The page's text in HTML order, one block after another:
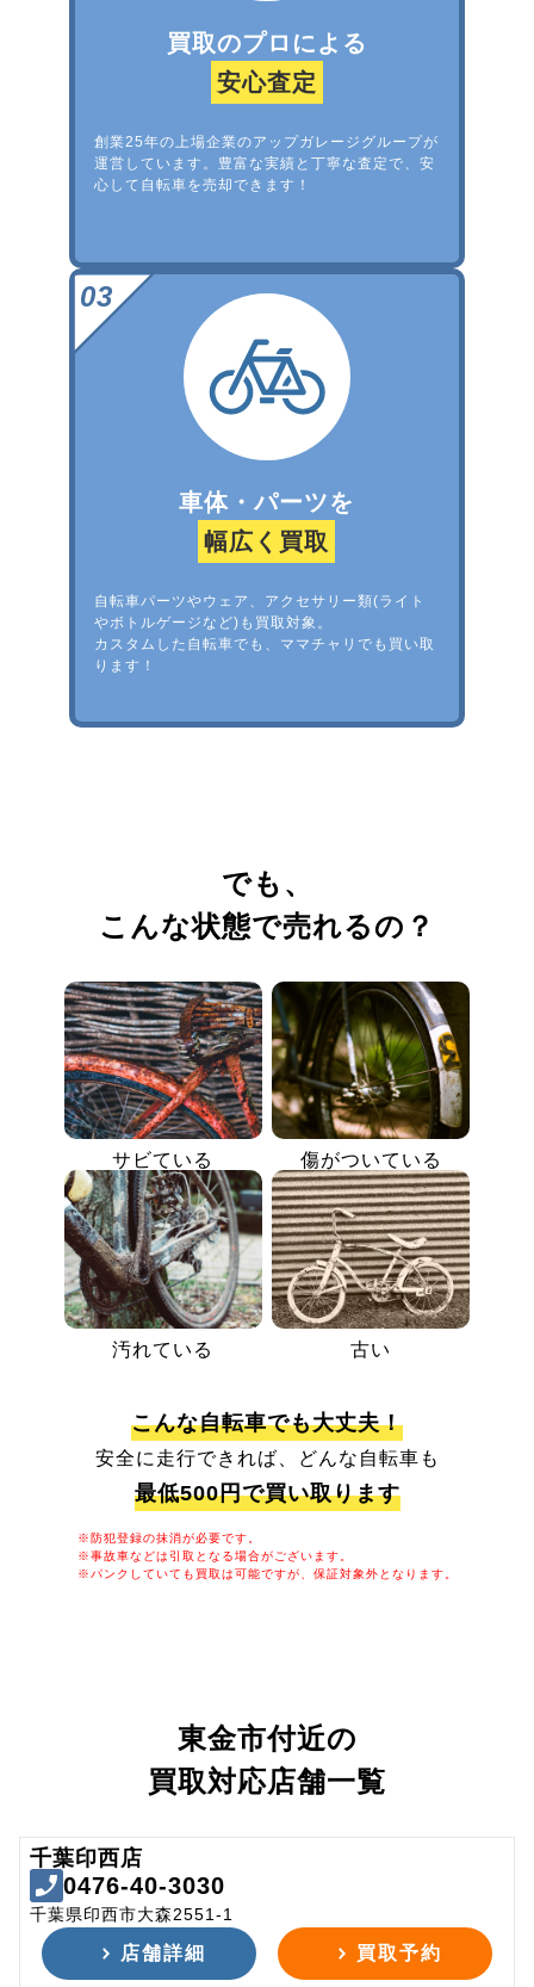
買取のプロによる
安心査定
創業25年の上場企業のアップガレージグループが
運営しています。豊富な実績と丁寧な査定で、安
心して自転車を売却できます！
車体・パーツを
幅広く買取
自転車パーツやウェア、アクセサリー類(ライト
やボトルゲージなど)も買取対象。
カスタムした自転車でも、ママチャリでも買い取
ります！
でも、
こんな状態で売れるの？
サビている 傷がついている
汚れている 古い
こんな自転車でも大丈夫！
安全に走行できれば、どんな自転車も
最低500円で買い取ります
※防犯登録の抹消が必要です。
※事故車などは引取となる場合がございます。
※パンクしていても買取は可能ですが、保証対象外となります。
東金市付近の
買取対応店舗一覧
千葉印西店
0476-40-3030
千葉県印西市大森2551-1
店舗詳細 買取予約